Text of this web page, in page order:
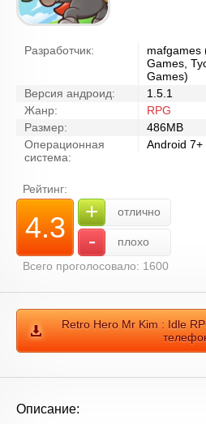
Разработчик:
mafgames
Games,
Games)
Версия андроид:
1.5.1
Жанр:
RPG
Размер:
486MB
Операционная
система:
Android 7+
Рейтинг:
4.3 + отлично
-
плохо
Всего проголосовало: 1600
Retro Hero Mr Kim : Idle
Описание: